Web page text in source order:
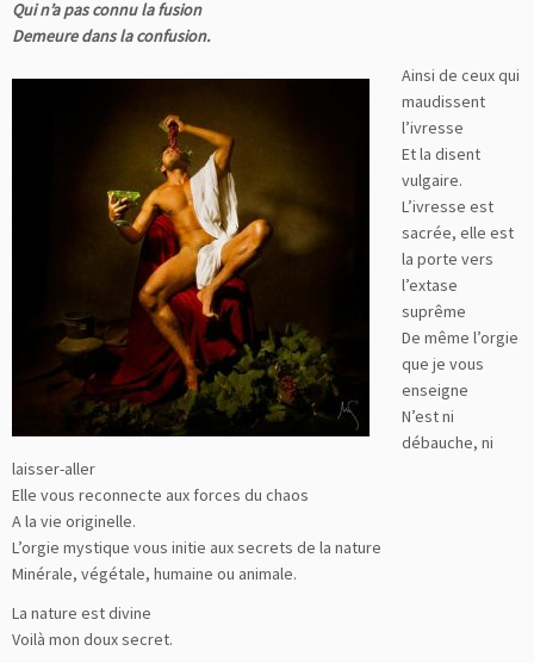
Qui n’a pas connu la fusion
Demeure dans la confusion.
Ainsi de ceux qui
maudissent
l’ivresse
Et la disent
vulgaire.
L’ivresse est
sacrée, elle est
la porte vers
l’extase
suprême
De même l’orgie
que je vous
enseigne
N’est ni
débauche, ni
laisser-aller
Elle vous reconnecte aux forces du chaos
A la vie originelle.
L’orgie mystique vous initie aux secrets de la nature
Minérale, végétale, humaine ou animale.
La nature est divine
Voilà mon doux secret.